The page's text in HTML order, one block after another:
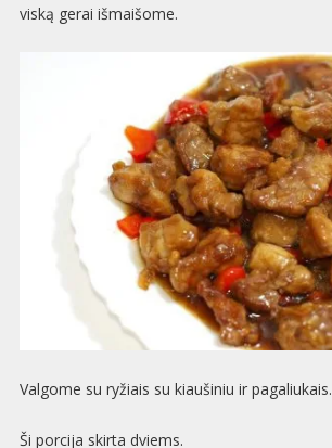
viską gerai išmaišome.
Val­gome su ryžiais su kiau­ši­niu ir paga­liu­kais.
Ši por­cija skirta dviems.